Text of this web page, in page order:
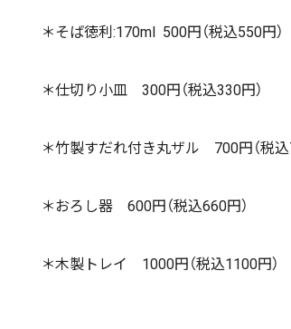
＊そば徳利:170ml 500円（税込550円）
＊仕切り小皿 300円（税込330円）
＊竹製すだれ付き丸ザル 700円（税込
＊おろし器 600円（税込660円）
＊木製トレイ 1000円（税込1100円）